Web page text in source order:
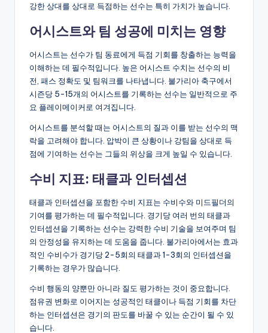
강한 상대를 상대로 득점하는 선수는 특히 가치가 높습니다.
어시스트와 팀 성공에 미치는 영향
어시스트는 선수가 팀 동료에게 득점 기회를 창출하는 능력을
이해하는 데 필수적입니다. 높은 어시스트 수치는 선수의 비
전, 패스 정확도 및 팀워크를 나타냅니다. 불가리아 축구에서
시즌당 5-15개의 어시스트를 기록하는 선수는 일반적으로 주
요 플레이메이커로 여겨집니다.
어시스트를 분석할 때는 어시스트의 질과 이를 받는 선수의 맥
락을 고려해야 합니다. 압박이 큰 상황이나 강팀을 상대로 득
점에 기여하는 선수는 그들의 위상을 크게 높일 수 있습니다.
수비 지표: 태클과 인터셉션
태클과 인터셉션을 포함한 수비 지표는 수비수와 미드필더의
기여를 평가하는 데 필수적입니다. 경기당 여러 번의 태클과
인터셉션을 기록하는 선수는 강력한 수비 기술을 보여주며 팀
의 안정성을 유지하는 데 도움을 줍니다. 불가리아에서는 효과
적인 수비수가 경기당 2-5회의 태클과 1-3회의 인터셉션을
기록하는 경우가 많습니다.
수비 행동의 양뿐만 아니라 질도 평가하는 것이 중요합니다.
점유권 변화로 이어지는 성공적인 태클이나 득점 기회를 차단
하는 인터셉션은 경기의 판도를 바꿀 수 있는 순간이 될 수 있
습니다.